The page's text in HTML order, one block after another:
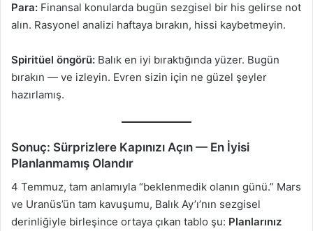
Para: Finansal konularda bugün sezgisel bir his gelirse not
alın. Rasyonel analizi haftaya bırakın, hissi kaybetmeyin.
Spiritüel öngörü: Balık en iyi bıraktığında yüzer. Bugün
bırakın — ve izleyin. Evren sizin için ne güzel şeyler
hazırlamış.
Sonuç: Sürprizlere Kapınızı Açın — En İyisi
Planlanmamış Olandır
4 Temmuz, tam anlamıyla “beklenmedik olanın günü.” Mars
ve Uranüs’ün tam kavuşumu, Balık Ay’ı’nın sezgisel
derinliğiyle birleşince ortaya çıkan tablo şu: Planlarınız